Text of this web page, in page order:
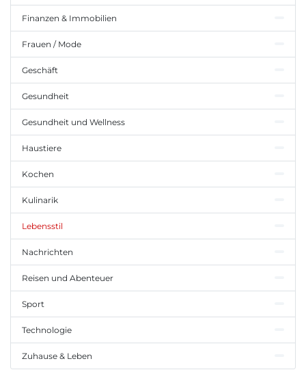
Finanzen & Immobilien
Frauen / Mode
Geschäft
Gesundheit
Gesundheit und Wellness
Haustiere
Kochen
Kulinarik
Lebensstil
Nachrichten
Reisen und Abenteuer
Sport
Technologie
Zuhause & Leben